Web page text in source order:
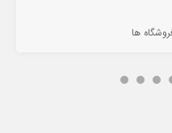
ها